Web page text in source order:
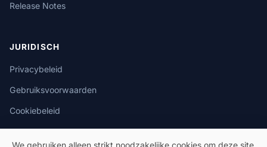
Release Notes
JURIDISCH
Privacybeleid
Gebruiksvoorwaarden
Cookiebeleid
We gebruiken alleen strikt noodzakelijke cookies om deze site